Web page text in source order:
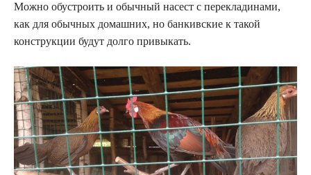
Можно обустроить и обычный насест с перекладинами,
как для обычных домашних, но банкивские к такой
конструкции будут долго привыкать.